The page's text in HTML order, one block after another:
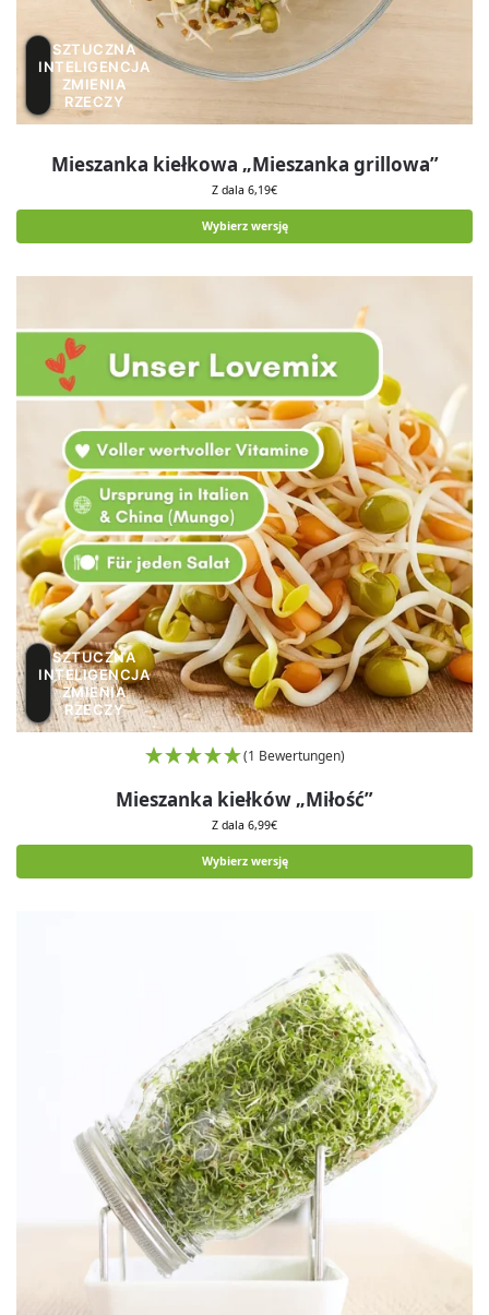
SZTUCZNA
INTELIGENCJA
ZMIENIA
RZECZY
Mieszanka kiełkowa „Mieszanka grillowa”
Z dala 6,19€
Wybierz wersję
SZTUCZNA
INTELIGENCJA
ZMIENIA
RZECZY
(1 Bewertungen)
Mieszanka kiełków „Miłość”
Z dala 6,99€
Wybierz wersję